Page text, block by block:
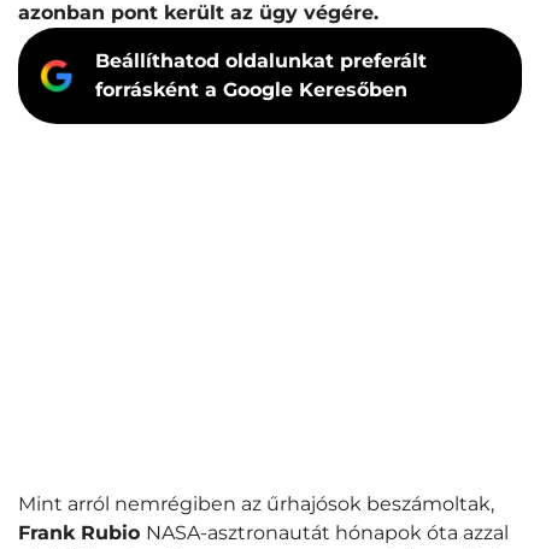
azonban pont került az ügy végére.
Beállíthatod oldalunkat preferált
forrásként a Google Keresőben
Mint arról nemrégiben az űrhajósok beszámoltak,
Frank Rubio NASA-asztronautát hónapok óta azzal